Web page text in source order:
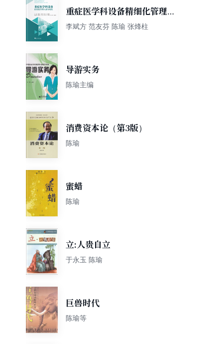
重症医学科设备精细化管理与
操作规程
李斌方 范友芬 陈瑜 张烽柱
导游实务
陈瑜主编
消费资本论（第3版）
陈瑜
蜜蜡
陈瑜
立:人贵自立
于永玉 陈瑜
巨兽时代
陈瑜等